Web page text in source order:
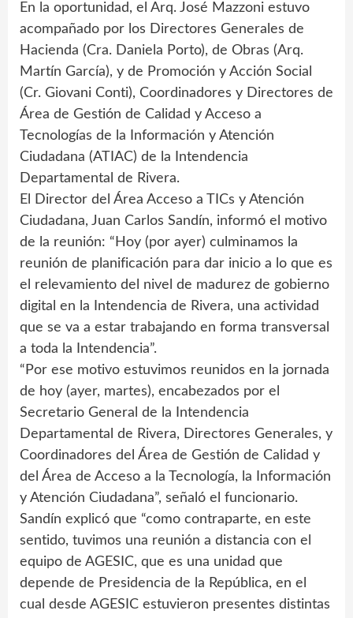
En la oportunidad, el Arq. José Mazzoni estuvo
acompañado por los Directores Generales de
Hacienda (Cra. Daniela Porto), de Obras (Arq.
Martín García), y de Promoción y Acción Social
(Cr. Giovani Conti), Coordinadores y Directores de
Área de Gestión de Calidad y Acceso a
Tecnologías de la Información y Atención
Ciudadana (ATIAC) de la Intendencia
Departamental de Rivera.
El Director del Área Acceso a TICs y Atención
Ciudadana, Juan Carlos Sandín, informó el motivo
de la reunión: “Hoy (por ayer) culminamos la
reunión de planificación para dar inicio a lo que es
el relevamiento del nivel de madurez de gobierno
digital en la Intendencia de Rivera, una actividad
que se va a estar trabajando en forma transversal
a toda la Intendencia”.
“Por ese motivo estuvimos reunidos en la jornada
de hoy (ayer, martes), encabezados por el
Secretario General de la Intendencia
Departamental de Rivera, Directores Generales, y
Coordinadores del Área de Gestión de Calidad y
del Área de Acceso a la Tecnología, la Información
y Atención Ciudadana”, señaló el funcionario.
Sandín explicó que “como contraparte, en este
sentido, tuvimos una reunión a distancia con el
equipo de AGESIC, que es una unidad que
depende de Presidencia de la República, en el
cual desde AGESIC estuvieron presentes distintas